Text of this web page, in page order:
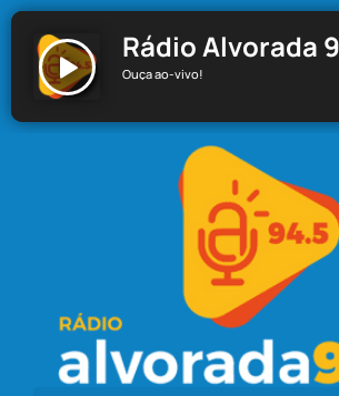
Rádio Alvorada
Ouça ao-vivo!